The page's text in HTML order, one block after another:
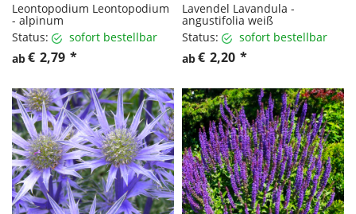
Leontopodium Leontopodium
- alpinum
Status:
sofort bestellbar
ab€ 2,79 *
Lavendel Lavandula -
angustifolia weiß
Status:
sofort bestellbar
ab€ 2,20 *